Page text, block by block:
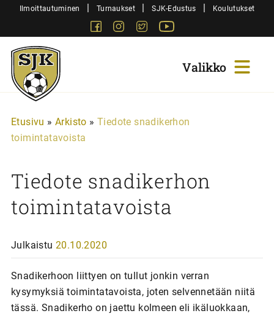
SiirryIlmoittautuminen | Turnaukset | SJK-Edustus | Koulutukset
FacebookInstagram
Twitter
Sjk-
Juniorit
Etusivu » Arkisto » Tiedote snadikerhon
toimintatavoista
Tiedote snadikerhon
toimintatavoista
Julkaistu 20.10.2020
Snadikerhoon liittyen on tullut jonkin verran
kysymyksiä toimintatavoista, joten selvennetään niitä
tässä. Snadikerho on jaettu kolmeen eli ikäluokkaan,